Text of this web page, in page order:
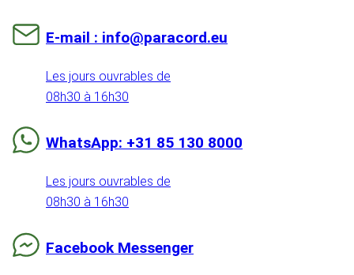
E-mail : info@paracord.eu
Les jours ouvrables de
08h30 à 16h30
WhatsApp: +31 85 130 8000
Les jours ouvrables de
08h30 à 16h30
Facebook Messenger